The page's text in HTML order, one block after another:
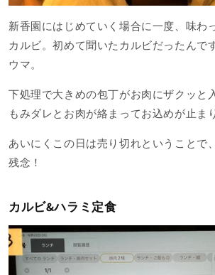
新香園にはじめていく場合に一度、味わ
カルビ。初めて聞いたカルビだったんで
ウマ。
下処理で大きめの包丁がお肉にザクッと
もみダレとお肉が絡まってお込めが止ま
あいにくこの日は売り切れということで
残念！
カルビ&ハラミ定食